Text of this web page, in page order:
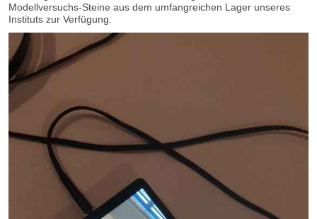
Modellversuchs-Steine aus dem umfangreichen Lager unseres
Instituts zur Verfügung.